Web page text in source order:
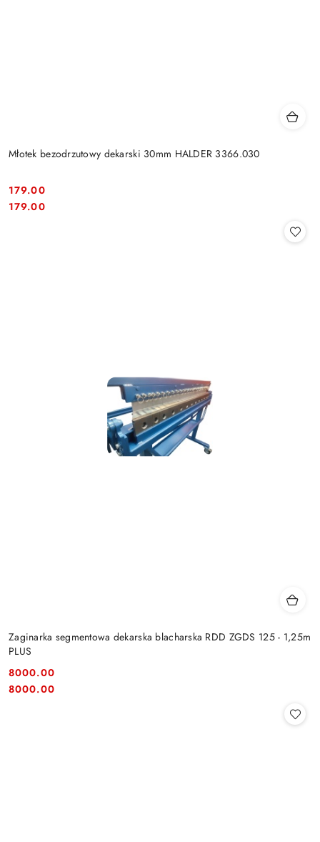
Młotek bezodrzutowy dekarski 30mm HALDER 3366.030
Cena:
179.00
Cena:
179.00
Zaginarka segmentowa dekarska blacharska RDD ZGDS 125 - 1,25m
PLUS
Cena:
8000.00
Cena:
8000.00